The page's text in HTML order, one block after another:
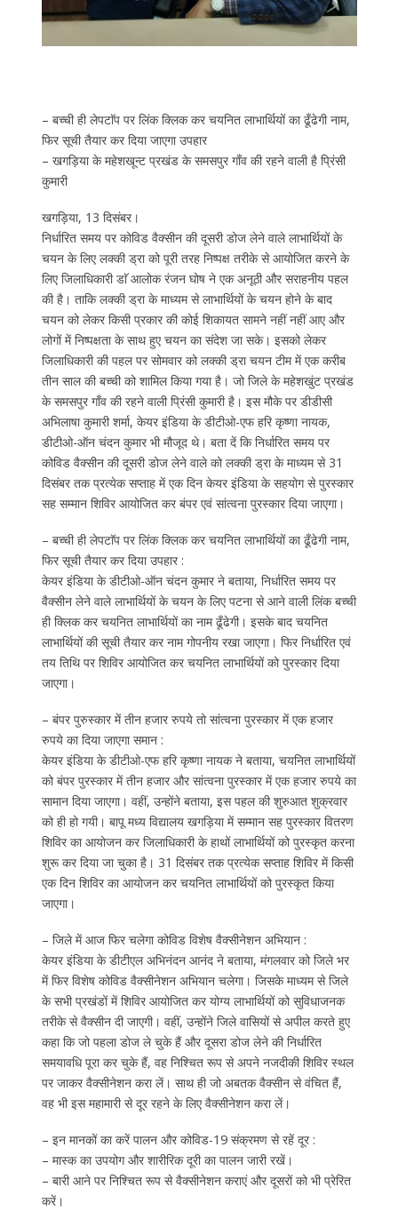
– बच्ची ही लेपटाॅप पर लिंक क्लिक कर चयनित लाभार्थियों का ढूँढेगी नाम,
फिर सूची तैयार कर दिया जाएगा उपहार
– खगड़िया के महेशखून्ट प्रखंड के समसपुर गाँव की रहने वाली है प्रिंसी
कुमारी
खगड़िया, 13 दिसंबर।
निर्धारित समय पर कोविड वैक्सीन की दूसरी डोज लेने वाले लाभार्थियों के
चयन के लिए लक्की ड्रा को पूरी तरह निष्पक्ष तरीके से आयोजित करने के
लिए जिलाधिकारी डाॅ आलोक रंजन घोष ने एक अनूठी और सराहनीय पहल
की है। ताकि लक्की ड्रा के माध्यम से लाभार्थियों के चयन होने के बाद
चयन को लेकर किसी प्रकार की कोई शिकायत सामने नहीं नहीं आए और
लोगों में निष्पक्षता के साथ हुए चयन का संदेश जा सके। इसको लेकर
जिलाधिकारी की पहल पर सोमवार को लक्की ड्रा चयन टीम में एक करीब
तीन साल की बच्ची को शामिल किया गया है। जो जिले के महेशखुंट प्रखंड
के समसपुर गाँव की रहने वाली प्रिंसी कुमारी है। इस मौके पर डीडीसी
अभिलाषा कुमारी शर्मा, केयर इंडिया के डीटीओ-एफ हरि कृष्णा नायक,
डीटीओ-ऑन चंदन कुमार भी मौजूद थे। बता दें कि निर्धारित समय पर
कोविड वैक्सीन की दूसरी डोज लेने वाले को लक्की ड्रा के माध्यम से 31
दिसंबर तक प्रत्येक सप्ताह में एक दिन केयर इंडिया के सहयोग से पुरस्कार
सह सम्मान शिविर आयोजित कर बंपर एवं सांत्वना पुरस्कार दिया जाएगा।
– बच्ची ही लेपटाॅप पर लिंक क्लिक कर चयनित लाभार्थियों का ढूँढेगी नाम,
फिर सूची तैयार कर दिया उपहार :
केयर इंडिया के डीटीओ-ऑन चंदन कुमार ने बताया, निर्धारित समय पर
वैक्सीन लेने वाले लाभार्थियों के चयन के लिए पटना से आने वाली लिंक बच्ची
ही क्लिक कर चयनित लाभार्थियों का नाम ढूँढेगी। इसके बाद चयनित
लाभार्थियों की सूची तैयार कर नाम गोपनीय रखा जाएगा। फिर निर्धारित एवं
तय तिथि पर शिविर आयोजित कर चयनित लाभार्थियों को पुरस्कार दिया
जाएगा।
– बंपर पुरुस्कार में तीन हजार रुपये तो सांत्वना पुरस्कार में एक हजार
रुपये का दिया जाएगा समान :
केयर इंडिया के डीटीओ-एफ हरि कृष्णा नायक ने बताया, चयनित लाभार्थियों
को बंपर पुरस्कार में तीन हजार और सांत्वना पुरस्कार में एक हजार रुपये का
सामान दिया जाएगा। वहीं, उन्होंने बताया, इस पहल की शुरुआत शुक्रवार
को ही हो गयी। बापू मध्य विद्यालय खगड़िया में सम्मान सह पुरस्कार वितरण
शिविर का आयोजन कर जिलाधिकारी के हाथों लाभार्थियों को पुरस्कृत करना
शुरू कर दिया जा चुका है। 31 दिसंबर तक प्रत्येक सप्ताह शिविर में किसी
एक दिन शिविर का आयोजन कर चयनित लाभार्थियों को पुरस्कृत किया
जाएगा।
– जिले में आज फिर चलेगा कोविड विशेष वैक्सीनेशन अभियान :
केयर इंडिया के डीटीएल अभिनंदन आनंद ने बताया, मंगलवार को जिले भर
में फिर विशेष कोविड वैक्सीनेशन अभियान चलेगा। जिसके माध्यम से जिले
के सभी प्रखंडों में शिविर आयोजित कर योग्य लाभार्थियों को सुविधाजनक
तरीके से वैक्सीन दी जाएगी। वहीं, उन्होंने जिले वासियों से अपील करते हुए
कहा कि जो पहला डोज ले चुके हैं और दूसरा डोज लेने की निर्धारित
समयावधि पूरा कर चुके हैं, वह निश्चित रूप से अपने नजदीकी शिविर स्थल
पर जाकर वैक्सीनेशन करा लें। साथ ही जो अबतक वैक्सीन से वंचित हैं,
वह भी इस महामारी से दूर रहने के लिए वैक्सीनेशन करा लें।
– इन मानकों का करें पालन और कोविड-19 संक्रमण से रहें दूर :
– मास्क का उपयोग और शारीरिक दूरी का पालन जारी रखें।
– बारी आने पर निश्चित रूप से वैक्सीनेशन कराएं और दूसरों को भी प्रेरित
करें।